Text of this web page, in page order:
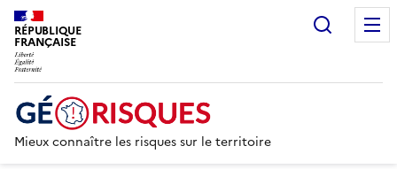
RÉPUBLIQUE
FRANÇAISE
Mieux connaître les risques sur le territoire